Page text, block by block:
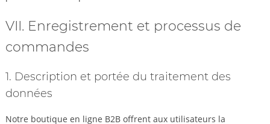
VII. Enregistrement et processus de
commandes
1. Description et portée du traitement des
données
Notre boutique en ligne B2B offrent aux utilisateurs la